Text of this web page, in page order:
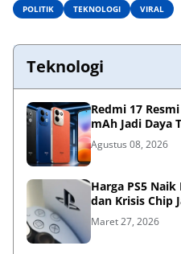
POLITIK
TEKNOLOGI VIRAL
Teknologi
Redmi 17
mAh Jadi Daya
Agustus 08, 2026
Harga PS5
dan Krisis Chip
Maret 27, 2026